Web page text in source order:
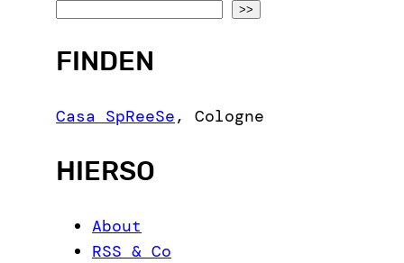
a
c
>>
FINDEN
Casa SpReeSe,Cologne
HIERSO
About
RSS & Co